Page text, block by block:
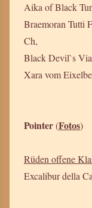
Aika of Black
Braemoran Tutti
Ch,
Black Devil`s
Xara vom
Pointer(Fotos)
Rüden offene
Excalibur della